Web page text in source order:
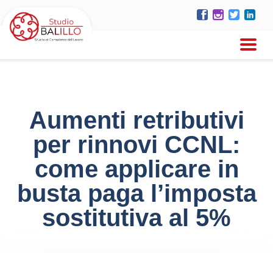
Aumenti retributivi
per rinnovi CCNL:
come applicare in
busta paga l’imposta
sostitutiva al 5%